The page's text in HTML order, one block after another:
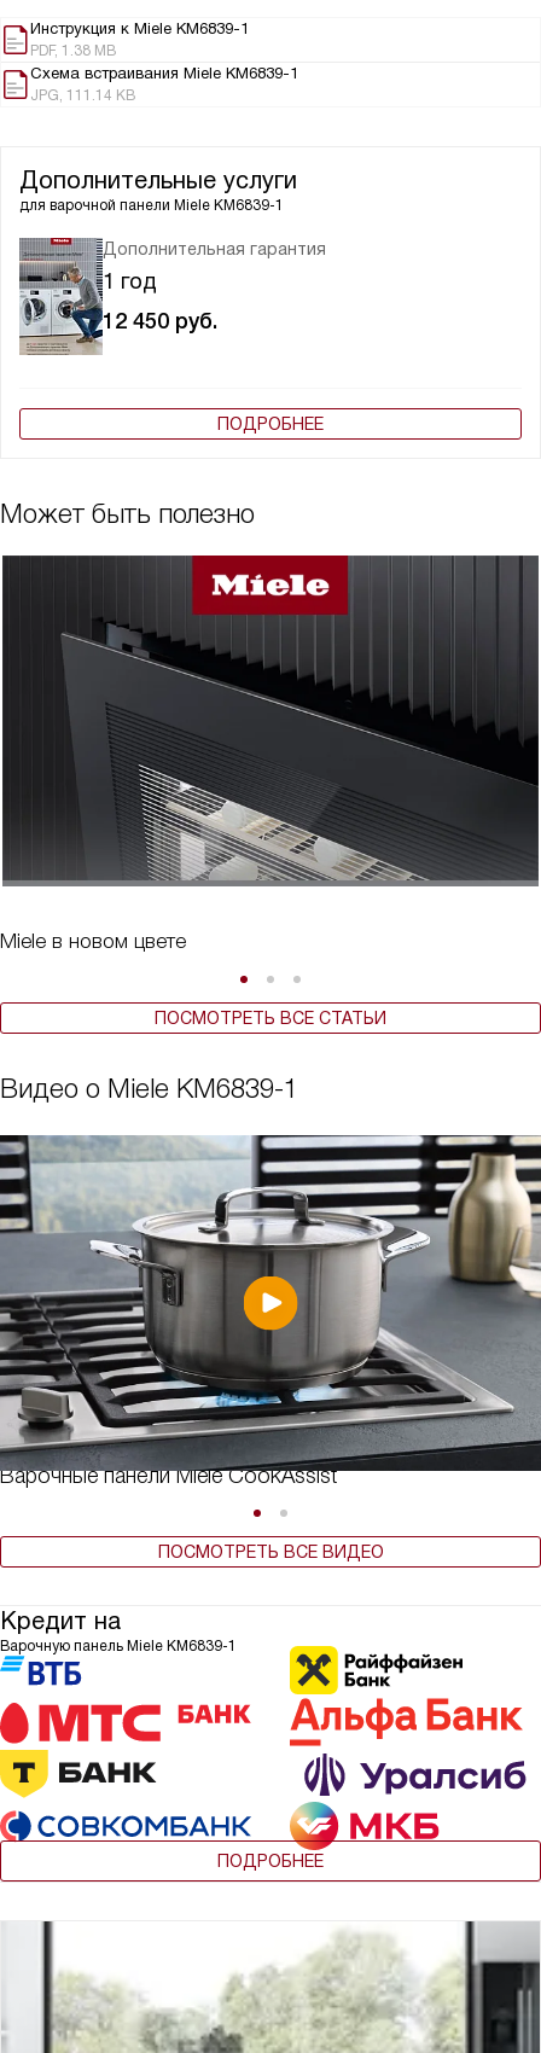
Инструкция к Miele KM6839-1
PDF, 1.38 MB
Схема встраивания Miele KM6839-1
JPG, 111.14 KB
Дополнительные услуги
для варочной панели Miele KM6839-1
Дополнительная гарантия
1 год
12 450 руб.
ПОДРОБНЕЕ
Может быть полезно
Miele в новом цвете
ПОСМОТРЕТЬ ВСЕ СТАТЬИ
Видео о Miele KM6839-1
Варочные панели Miele CookAssist
ПОСМОТРЕТЬ ВСЕ ВИДЕО
Кредит на
Варочную панель Miele KM6839-1
ПОДРОБНЕЕ